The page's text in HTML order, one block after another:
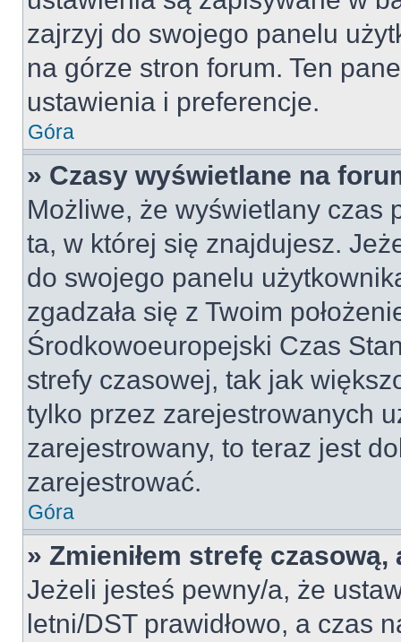
zajrzyj do swojego panelu
na górze stron forum. Ten
ustawienia i preferencje.
Góra
» Czasy wyświetlane na
Możliwe, że wyświetlany czas
ta, w której się znajdujesz.
do swojego panelu
zgadzała się z Twoim
Środkowoeuropejski Czas
strefy czasowej, tak jak
tylko przez zarejestrowanych
zarejestrowany, to teraz jest
zarejestrować.
Góra
» Zmieniłem strefę
Jeżeli jesteś pewny/a, że
letni/DST prawidłowo, a czas